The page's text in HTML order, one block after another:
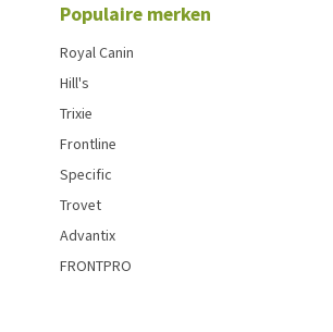
Populaire merken
Royal Canin
Hill's
Trixie
Frontline
Specific
Trovet
Advantix
FRONTPRO